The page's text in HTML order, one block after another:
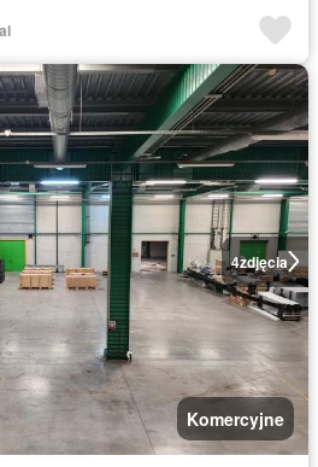
4zdjęcia
Komercyjne